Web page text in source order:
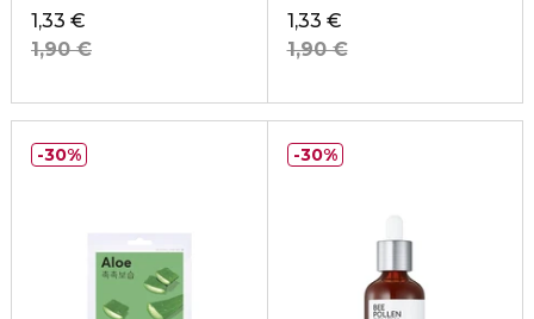
1,33 €
1,90 €
1,33 €
1,90 €
30% 30%